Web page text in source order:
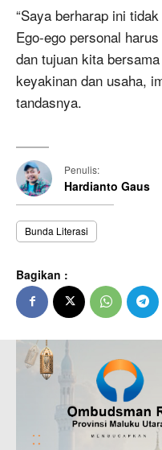
“Saya berharap ini
Ego-ego personal
dan tujuan kita
keyakinan dan usaha,
tandasnya.
Penulis:
Hardianto Gaus
Bunda Literasi
Bagikan :